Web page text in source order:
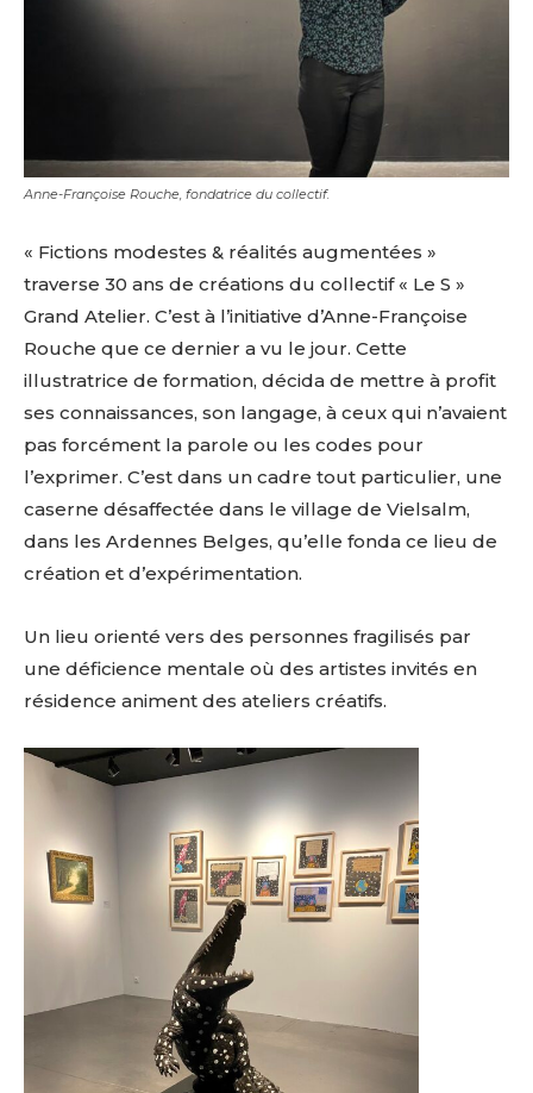
Anne-Françoise Rouche, fondatrice du collectif.
« Fictions modestes & réalités augmentées »
traverse 30 ans de créations du collectif « Le S »
Grand Atelier. C’est à l’initiative d’Anne-Françoise
Rouche que ce dernier a vu le jour. Cette
illustratrice de formation, décida de mettre à profit
ses connaissances, son langage, à ceux qui n’avaient
pas forcément la parole ou les codes pour
l’exprimer. C’est dans un cadre tout particulier, une
caserne désaffectée dans le village de Vielsalm,
dans les Ardennes Belges, qu’elle fonda ce lieu de
création et d’expérimentation.
Un lieu orienté vers des personnes fragilisés par
une déficience mentale où des artistes invités en
résidence animent des ateliers créatifs.